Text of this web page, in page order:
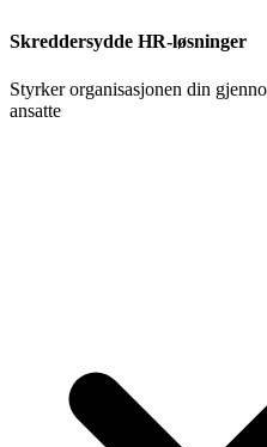
Skreddersydde HR-løsninger
Styrker organisasjonen din
ansatte